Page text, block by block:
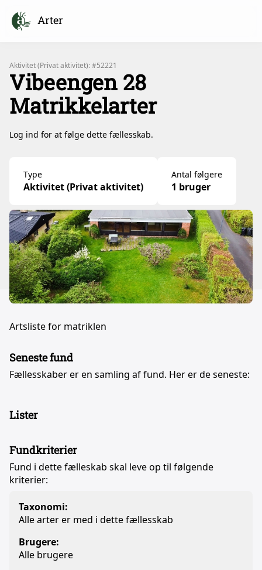
Arter
Aktivitet (Privat aktivitet): #52221
Vibeengen 28
Matrikkelarter
Log ind for at følge dette fællesskab.
Type
Aktivitet (Privat aktivitet)
Antal følgere
1 bruger
Artsliste for matriklen
Seneste fund
Fællesskaber er en samling af fund. Her er de seneste:
Lister
Fundkriterier
Fund i dette fælleskab skal leve op til følgende
kriterier:
Taxonomi:
Alle arter er med i dette fællesskab
Brugere:
Alle brugere